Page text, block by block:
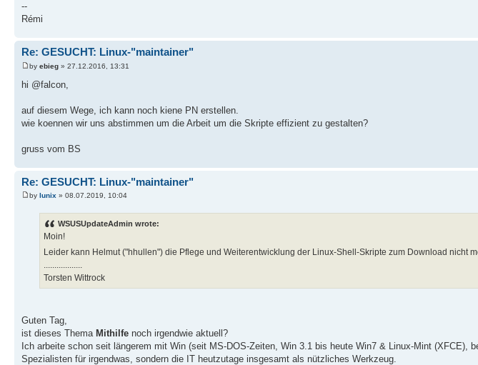
--
Rémi
Re: GESUCHT: Linux-"maintainer"
by ebieg » 27.12.2016, 13:31
hi @falcon,
auf diesem Wege, ich kann noch kiene PN erstellen.
wie koennen wir uns abstimmen um die Arbeit um die Skripte effizient zu gestalten?
gruss vom BS
Re: GESUCHT: Linux-"maintainer"
by lunix » 08.07.2019, 10:04
WSUSUpdateAdmin wrote:
Moin!
Leider kann Helmut ("hhullen") die Pflege und Weiterentwicklung der Linux-Shell-Skripte zum Download nicht
Torsten Wittrock
Guten Tag,
ist dieses Thema Mithilfe noch irgendwie aktuell?
Ich arbeite schon seit längerem mit Win (seit MS-DOS-Zeiten, Win 3.1 bis heute Win7 & Linux-Mint (XFCE),
Spezialisten für irgendwas, sondern die IT heutzutage insgesamt als nützliches Werkzeug.